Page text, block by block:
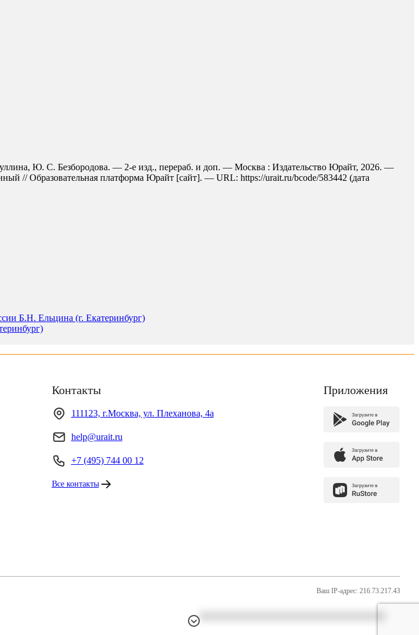
Ю. С. Безбородова. — 2-е изд., перераб. и доп. — Москва : Издательство Юрайт, 2026. —
// Образовательная платформа Юрайт [сайт]. — URL: https://urait.ru/bcode/583442 (дата
Б.Н. Ельцина (г. Екатеринбург)
Контакты
111123, г.Москва, ул. Плеханова, 4а
help@urait.ru
+7 (495) 744 00 12
Все контакты
Приложения
Ваш IP-адрес: 216.73.217.43